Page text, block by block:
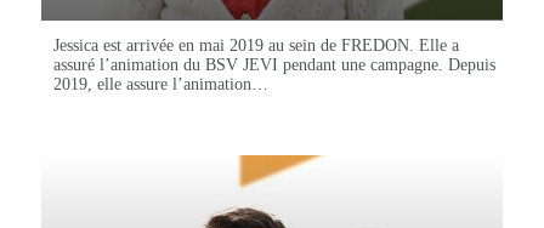
Jessica est arrivée en mai 2019 au sein de FREDON. Elle a
assuré l’animation du BSV JEVI pendant une campagne. Depuis
2019, elle assure l’animation…